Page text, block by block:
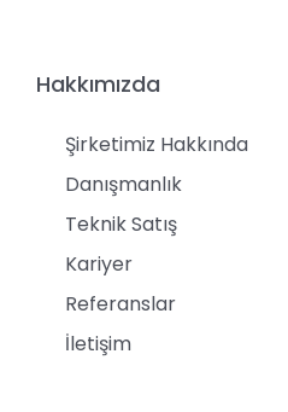
Hakkımızda
Şirketimiz Hakkında
Danışmanlık
Teknik Satış
Kariyer
Referanslar
İletişim